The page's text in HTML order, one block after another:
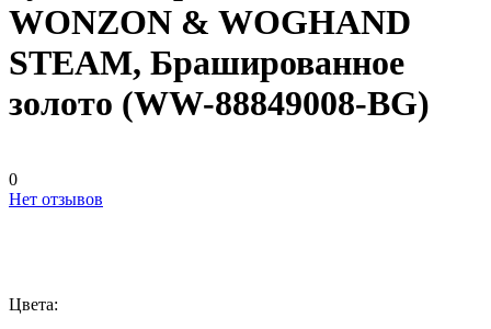
WONZON & WOGHAND
STEAM, Брашированное
золото (WW-88849008-BG)
0
Нет отзывов
Цвета: